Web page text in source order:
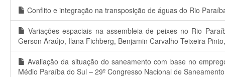
Conflito e integração na transposição de águas do Rio
Variações espaciais na assembleia de peixes no Rio
Gerson Araújo, Ilana Fichberg, Benjamin Carvalho Teixeira
Avaliação da situação do saneamento com base no
Médio Paraíba do Sul – 29º Congresso Nacional de